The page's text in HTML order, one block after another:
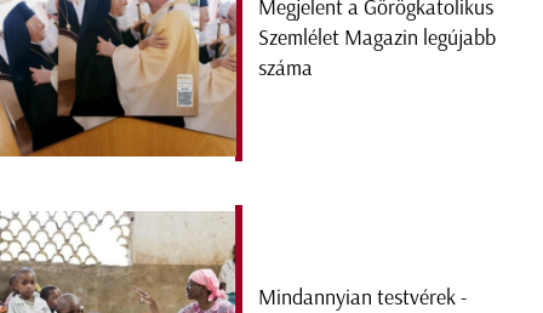
Megjelent a Görögkatolikus
Szemlélet Magazin legújabb
száma
Mindannyian testvérek -